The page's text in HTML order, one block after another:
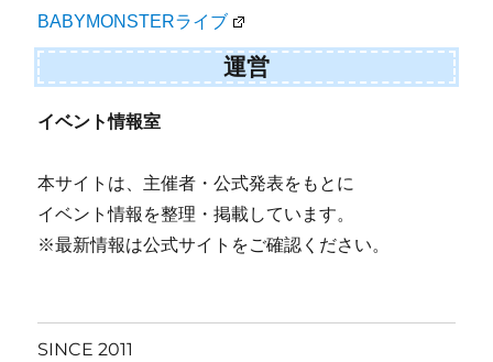
BABYMONSTERライブ
運営
イベント情報室
本サイトは、主催者・公式発表をもとに
イベント情報を整理・掲載しています。
※最新情報は公式サイトをご確認ください。
SINCE 2011